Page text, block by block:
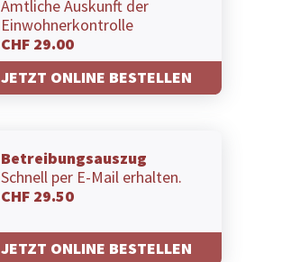
Amtliche Auskunft der
Einwohnerkontrolle
CHF 29.00
JETZT ONLINE BESTELLEN
Betreibungsauszug
Schnell per E-Mail erhalten.
CHF 29.50
JETZT ONLINE BESTELLEN